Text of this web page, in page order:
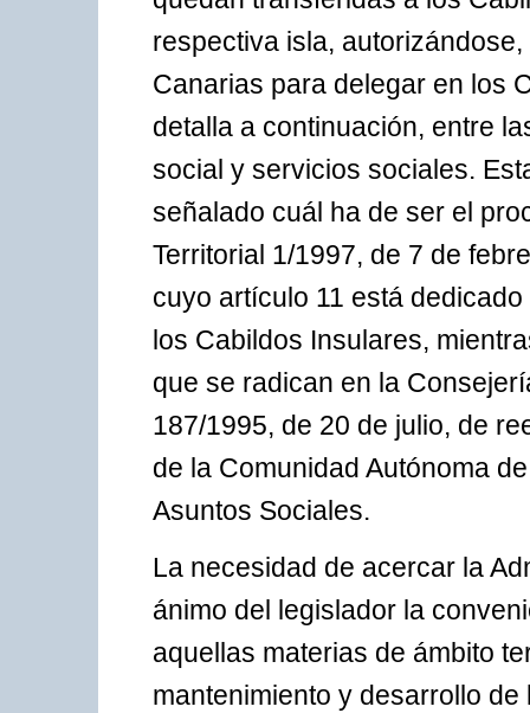
respectiva isla,
Canarias para delegar en los
detalla a continuación, entre
social y servicios sociales.
señalado cuál ha de ser el
Territorial 1/1997, de 7 de
cuyo artículo 11 está
los Cabildos Insulares,
que se radican en la
187/1995, de 20 de julio, de
de la Comunidad Autónoma
Asuntos Sociales.
La necesidad de acercar la
ánimo del legislador la
aquellas materias de ámbito
mantenimiento y desarrollo